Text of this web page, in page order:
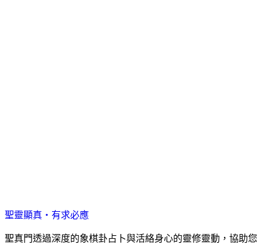
聖靈顯真・有求必應
聖真門透過深度的象棋卦占卜與活絡身心的靈修靈動，協助您